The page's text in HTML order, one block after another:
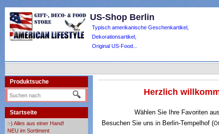
US-Shop Berlin
Typisch amerikanische Geschenkartikel,
Dekorationsartikel,
Original US-Food...
Produktsuche
Startseite
:-) Alles aus einer Hand!
NEU im Sortiment
Herzlich
Wählen Sie Ihre Favoriten
Besuchen Sie uns in Berlin-Tempelhof (